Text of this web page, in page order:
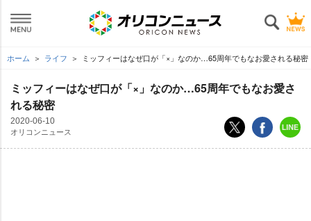
ホーム ライフ ミッフィーはなぜ口が「×」なのか…65周年でもなお愛される秘密
ミッフィーはなぜ口が「×」なのか…65周年でもなお愛さ
れる秘密
2020-06-10
オリコンニュース